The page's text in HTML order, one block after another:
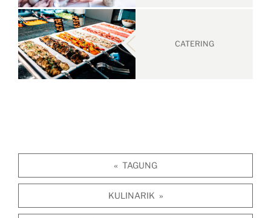
CATERING
« TAGUNG
KULINARIK »